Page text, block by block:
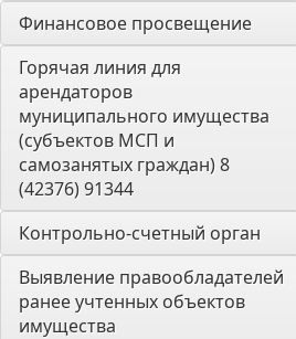
Финансовое просвещение
Горячая линия для
арендаторов
муниципального имущества
(субъектов МСП и
самозанятых граждан) 8
(42376) 91344
Контрольно-счетный орган
Выявление правообладателей
ранее учтенных объектов
имущества